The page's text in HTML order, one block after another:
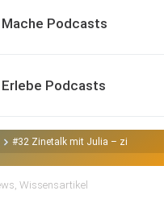
Mache Podcasts
Erlebe Podcasts
#32 Zinetalk mit Julia – zines.fm